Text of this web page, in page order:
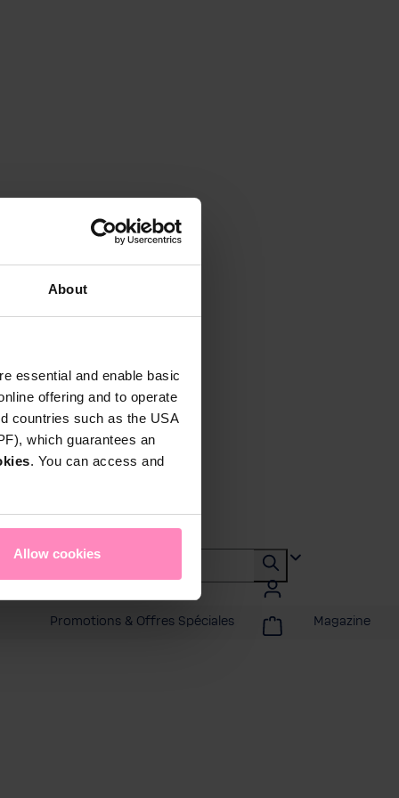
About
essential and enable basic
offering and to operate
countries such as the USA
which guarantees an
. You can access and
Allow cookies
Promotions & Offres Spéciales Magazine